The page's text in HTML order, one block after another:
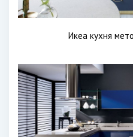
Икеа кухня